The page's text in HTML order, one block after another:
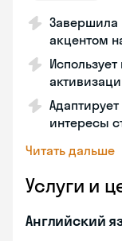
Завершила
акцентом
интересы
Читать дальше
Услуги и
Английский